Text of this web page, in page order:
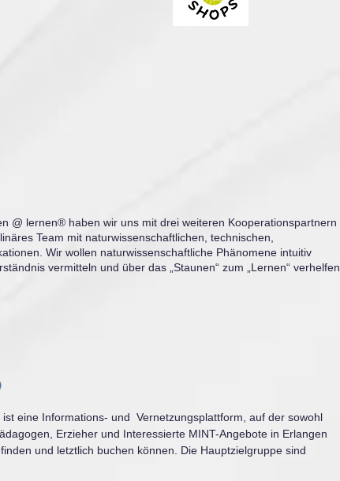
@ lernen® haben wir uns mit drei weiteren Kooperationspartnern
Team mit naturwissenschaftlichen, technischen,
Wir wollen naturwissen­schaftliche Phänomene intuitiv
vermitteln und über das „Staunen“ zum „Lernen“ verhelfen.
eine Informations- und Vernetzungsplattform, auf der sowohl
Erzieher und Interessierte MINT-Angebote in Erlangen
und letztlich buchen können. Die Hauptzielgruppe sind